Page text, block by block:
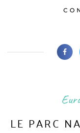
LE PARC